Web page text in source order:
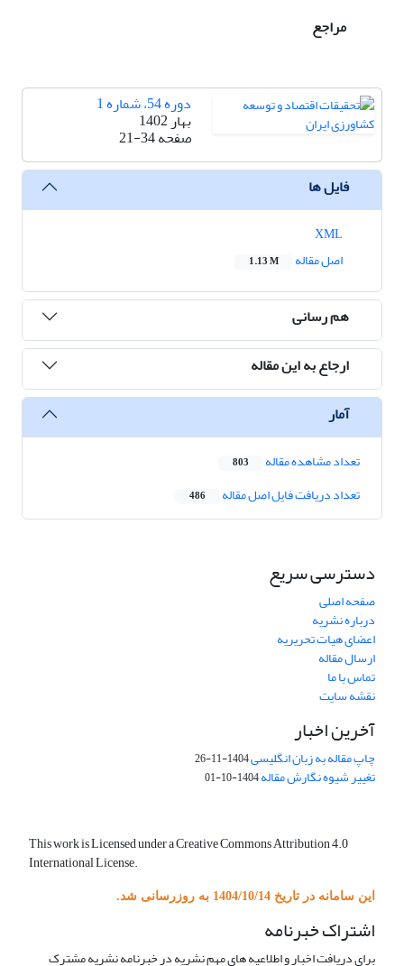
مراجع
دوره 54، شماره 1
بهار 1402
صفحه21-34
فایل ها
اصل مقاله
1.13 M
هم رسانی
ارجاع به این مقاله
آمار
تعداد مشاهده مقاله 803
تعداد دریافت فایل اصل مقاله 486
دسترسی سریع
صفحه اصلی
درباره نشریه
اعضای هیات تحریریه
ارسال مقاله
تماس با ما
نقشه سایت
آخرین اخبار
چاپ مقاله به زبان انگلیسی1404-11-26
تغییر شیوه نگارش مقاله1404-10-01
This work is Licensed under a Creative Commons Attribution 4.0
International License.
این سامانه در تاریخ 1404/10/14 به روزرسانی شد.
اشتراک خبرنامه
برای دریافت اخبار و اطلاعیه های مهم نشریه در خبرنامه نشریه مشترک